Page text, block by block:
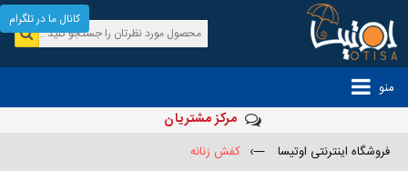
منو
مرکز مشتریان
فروشگاه اینترنتی اوتیسا —› کفش زنانه
کانال ما در تلگرام